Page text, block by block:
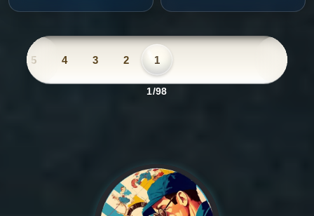
1
2
3
4
5
1/98